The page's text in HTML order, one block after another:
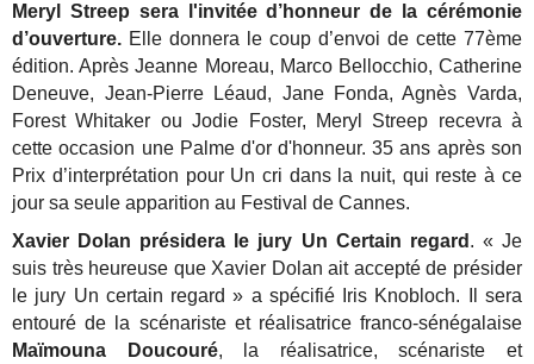
Meryl Streep sera l'invitée d’honneur de la cérémonie
d’ouverture. Elle donnera le coup d’envoi de cette 77ème
édition. Après Jeanne Moreau, Marco Bellocchio, Catherine
Deneuve, Jean-Pierre Léaud, Jane Fonda, Agnès Varda,
Forest Whitaker ou Jodie Foster, Meryl Streep recevra à
cette occasion une Palme d'or d'honneur. 35 ans après son
Prix d’interprétation pour Un cri dans la nuit, qui reste à ce
jour sa seule apparition au Festival de Cannes.
Xavier Dolan présidera le jury Un Certain regard . « Je
suis très heureuse que Xavier Dolan ait accepté de présider
le jury Un certain regard » a spécifié Iris Knobloch.
Il sera
entouré de la scénariste et réalisatrice franco-sénégalaise
Maïmouna Doucouré, la réalisatrice, scénariste et